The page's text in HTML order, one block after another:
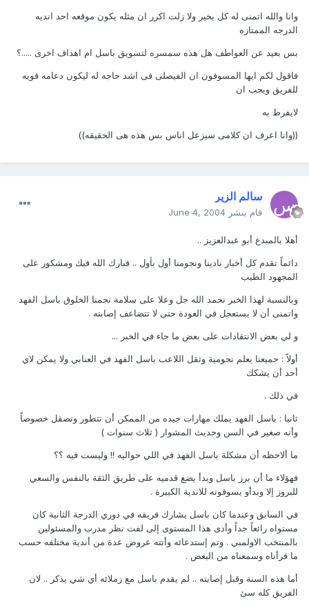
وانا والله اتمنى له كل بخير ولا زلت اكرر ان مثله يكون موقعه احد انديه
الدرجه الممتازه
بس بعيد عن العواطف هل هذه سمسره لتسويق باسل ام اهداف اخرى .....؟
فاقول لكم ايها المسوفون ان الفيصلى فى اشد حاجه له ليكون دعامه قويه
للفريق ويجب ان
لايفرط به
((وانا اعرف ان كلامى سيزعل اناس بس هذه هى الحقيقه))
سالم الزير
قام بنشر June 4, 2004
أهلا بالمبدع أبو عبدالعزيز ..
دائماً تقدم كل أخبار نادينا ونجومنا أول بأول .. فبارك الله فيك ومشكور على
المجهود الطيب
وبالنسبة لهذا الخبر نحمد الله جل وعلا على سلامة نجمنا الخلوق باسل الفهد
واتمنى أن لا يستعجل في العودة حتى لا تتضاعف إصابته .
و لي بعض الانتقادات على بعض ما جاء في الخبر ...
أولاً : جميعنا يعلم نجومية وثقل اللاعب باسل الفهد في العنابي ولا يمكن لاي
أحد أن يشكك
في ذلك .
ثانيا : باسل الفهد يملك مهارات جيده من الممكن أن تتطور وتصقل خصوصاً
وأنه صغير في السن وحديث المشوار ( ثلاث سنوات )
ما ألاحظه أن مشكلة باسل الفهد في اللي حواليه !! وليست فيه ؟؟
فهؤلاء ما أن برز باسل وبدأ يضع قدميه على طريق الثقة بالنفس والسعي
للبروز إلا وبدأو يسوقونه للاندية الكبيرة .
في السابق وعندما كان باسل يشارك فريقه في دوري الدرجة الثانية كان
مستواه رائعاً جداً وأدى هذا المستوى إلى لفت نظر مدرب والمسئولين
بالمنتخب الاولمبي . وتم إستدعائه وأتته عروض عدة من أندية مختلفه حسب
ما قرأناه وسمعناه من البعض .
أما هذه السنة وقبل إصابته .. لم يقدم باسل مع زملائه أي شي يذكر .. لان
الفريق كله سئ